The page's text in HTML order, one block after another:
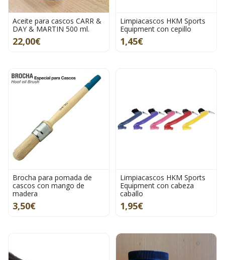
Aceite para cascos CARR &
DAY & MARTIN 500 ml.
22,00€
Limpiacascos HKM Sports
Equipment con cepillo
1,45€
Brocha para pomada de
cascos con mango de
madera
3,50€
Limpiacascos HKM Sports
Equipment con cabeza
caballo
1,95€